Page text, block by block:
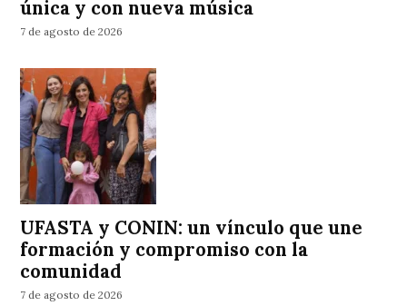
única y con nueva música
7 de agosto de 2026
UFASTA y CONIN: un vínculo que une
formación y compromiso con la
comunidad
7 de agosto de 2026